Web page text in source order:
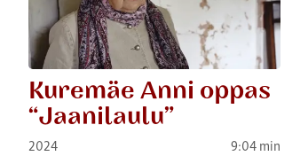
Kuremäe Anni oppas
“Jaanilaulu”
2024
9:04 min